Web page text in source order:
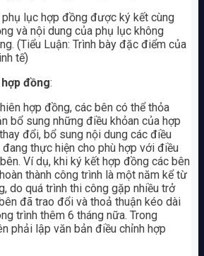
lục hợp đồng được ký kết cùng
và nội dung của phụ lục không
(Tiểu Luận: Trình bày đặc điểm của
tế)
đồng:
hợp đồng, các bên có thể thỏa
bổ sung những điều khỏan của hợp
đổi, bổ sung nội dung các điều
thực hiện cho phù hợp với điều
Ví dụ, khi ký kết hợp đồng các bên
thành công trình là một năm kể từ
do quá trình thi công gặp nhiều trở
đã trao đổi và thoả thuận kéo dài
trình thêm 6 tháng nữa. Trong
phải lập văn bản điều chỉnh hợp